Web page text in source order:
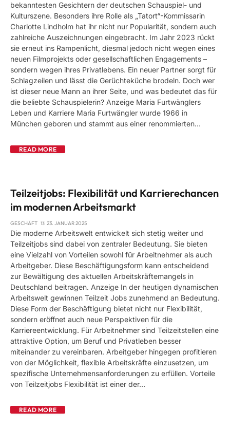
bekanntesten Gesichtern der deutschen Schauspiel- und
Kulturszene. Besonders ihre Rolle als „Tatort“-Kommissarin
Charlotte Lindholm hat ihr nicht nur Popularität, sondern auch
zahlreiche Auszeichnungen eingebracht. Im Jahr 2023 rückt
sie erneut ins Rampenlicht, diesmal jedoch nicht wegen eines
neuen Filmprojekts oder gesellschaftlichen Engagements –
sondern wegen ihres Privatlebens. Ein neuer Partner sorgt für
Schlagzeilen und lässt die Gerüchteküche brodeln. Doch wer
ist dieser neue Mann an ihrer Seite, und was bedeutet das für
die beliebte Schauspielerin? Anzeige Maria Furtwänglers
Leben und Karriere Maria Furtwängler wurde 1966 in
München geboren und stammt aus einer renommierten…
READ MORE
Teilzeitjobs: Flexibilität und Karrierechancen
im modernen Arbeitsmarkt
GESCHÄFT 23. JANUAR 2025
Die moderne Arbeitswelt entwickelt sich stetig weiter und
Teilzeitjobs sind dabei von zentraler Bedeutung. Sie bieten
eine Vielzahl von Vorteilen sowohl für Arbeitnehmer als auch
Arbeitgeber. Diese Beschäftigungsform kann entscheidend
zur Bewältigung des aktuellen Arbeitskräftemangels in
Deutschland beitragen. Anzeige In der heutigen dynamischen
Arbeitswelt gewinnen Teilzeit Jobs zunehmend an Bedeutung.
Diese Form der Beschäftigung bietet nicht nur Flexibilität,
sondern eröffnet auch neue Perspektiven für die
Karriereentwicklung. Für Arbeitnehmer sind Teilzeitstellen eine
attraktive Option, um Beruf und Privatleben besser
miteinander zu vereinbaren. Arbeitgeber hingegen profitieren
von der Möglichkeit, flexible Arbeitskräfte einzusetzen, um
spezifische Unternehmensanforderungen zu erfüllen. Vorteile
von Teilzeitjobs Flexibilität ist einer der…
READ MORE